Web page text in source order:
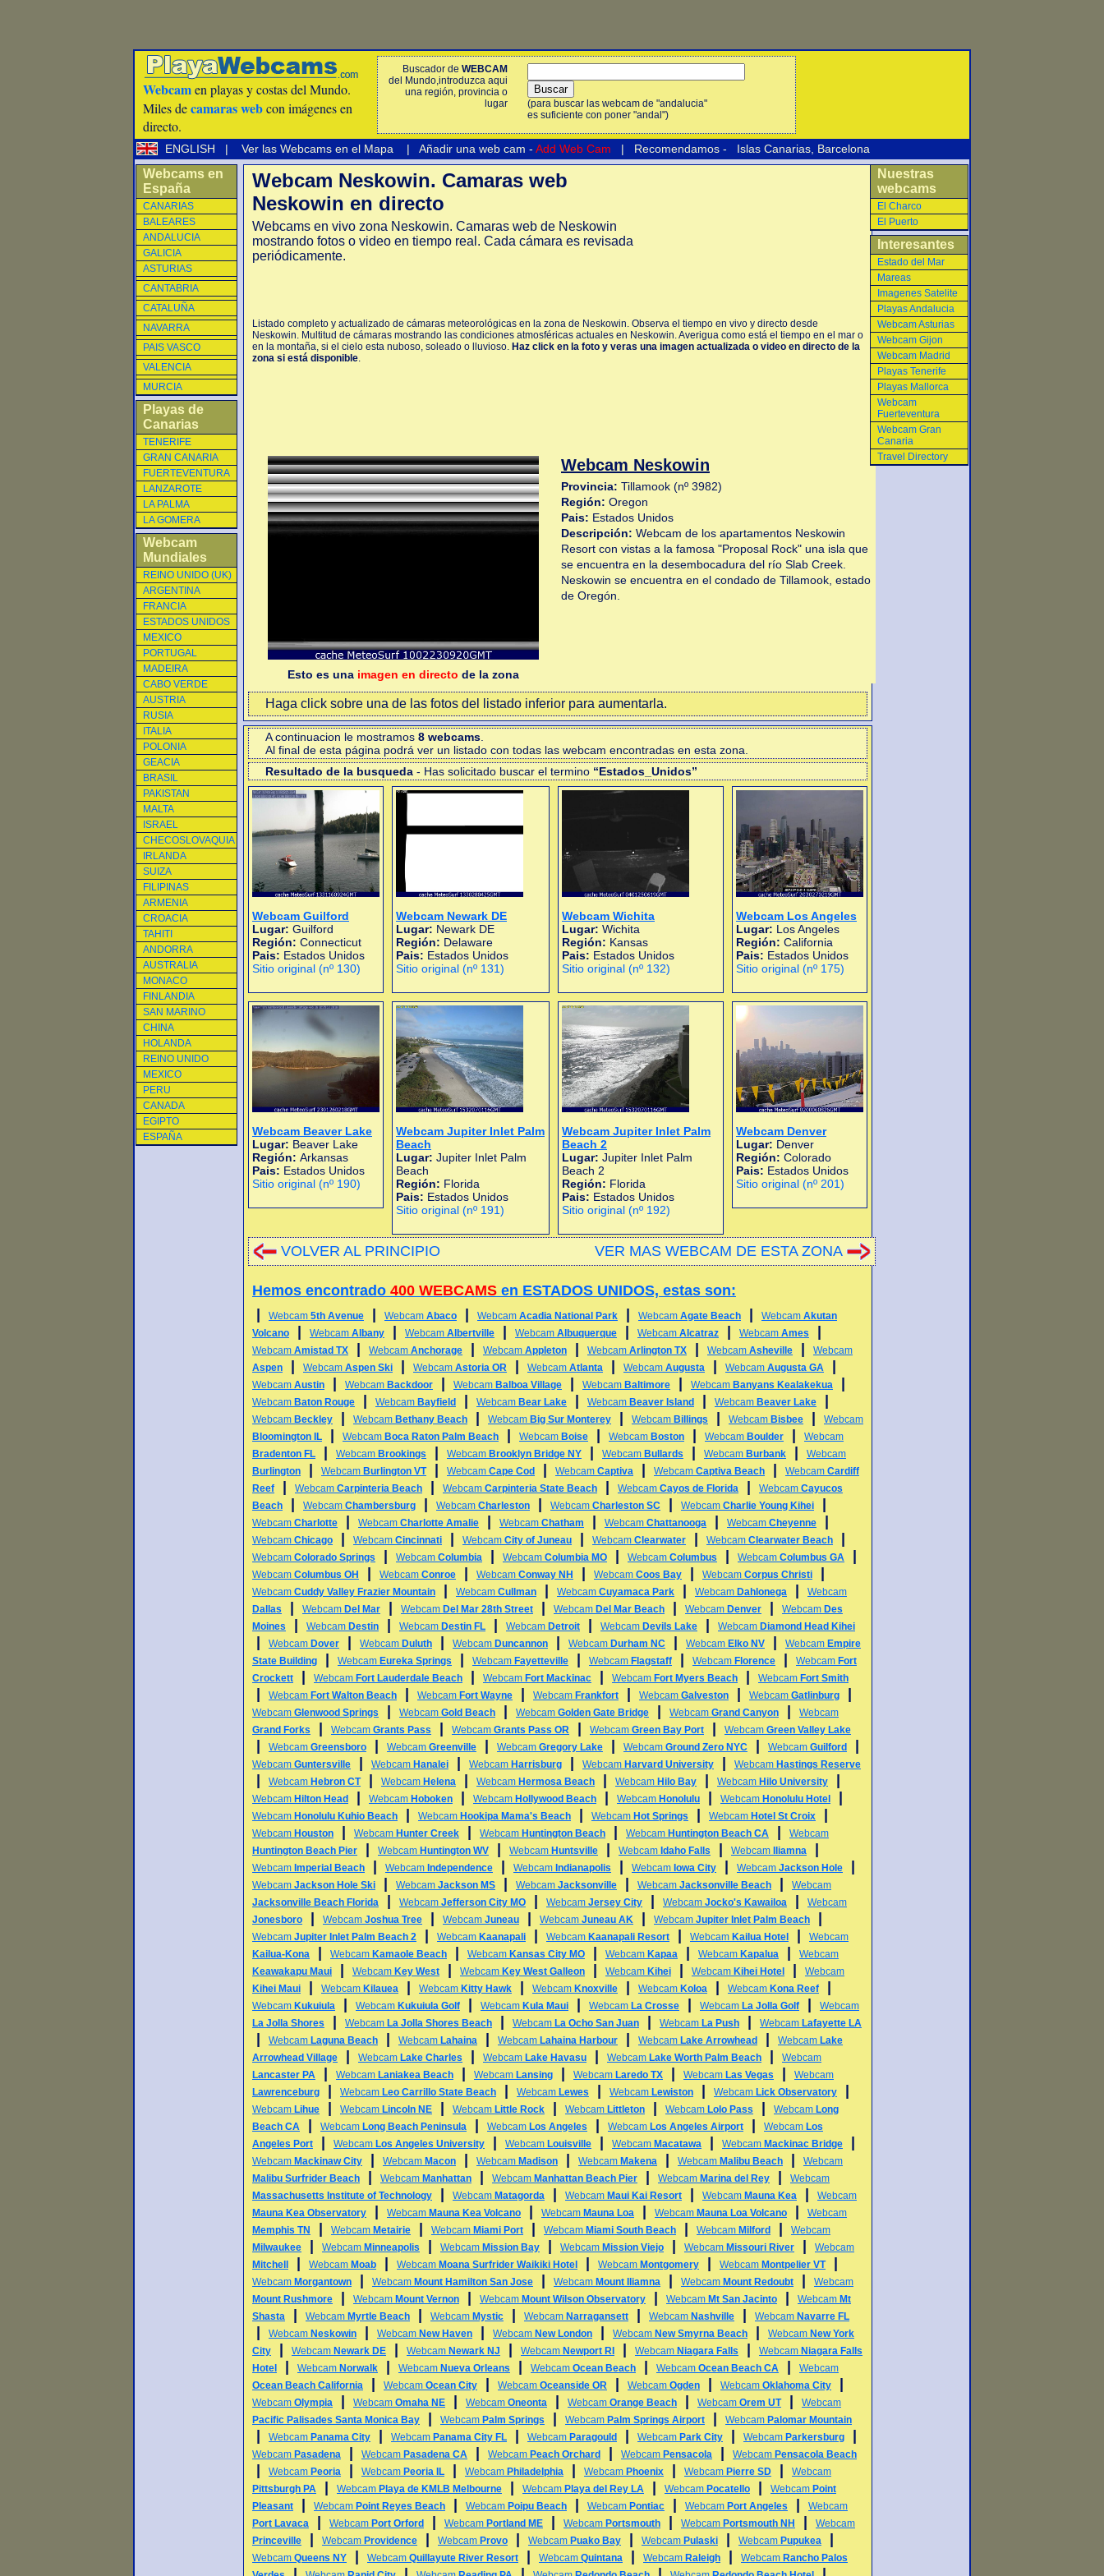
Webcamen playas y costas del Mundo.
Miles decamaras webcon imágenes en
directo.
Buscador de WEBCAM
del Mundo,introduzca aqui
una región, provincia o
lugar
(para buscar las webcam de "andalucia"
es suficiente con poner "andal")
ENGLISH | Ver las Webcams en el Mapa | Añadir una web cam - Add Web Cam | Recomendamos - Islas Canarias Barcelona
Webcams en
España
CANARIAS
BALEARES
ANDALUCIA
GALICIA
ASTURIAS
CANTABRIA
CATALUÑA
NAVARRA
PAIS VASCO
VALENCIA
MURCIA
Playas de
Canarias
TENERIFE
GRAN CANARIA
FUERTEVENTURA
LANZAROTE
LA PALMA
LA GOMERA
Webcam
Mundiales
REINO UNIDO (UK)
ARGENTINA
FRANCIA
ESTADOS UNIDOS
MEXICO
PORTUGAL
MADEIRA
CABO VERDE
AUSTRIA
RUSIA
ITALIA
POLONIA
GEACIA
BRASIL
PAKISTAN
MALTA
ISRAEL
CHECOSLOVAQUIA
IRLANDA
SUIZA
FILIPINAS
ARMENIA
CROACIA
TAHITI
ANDORRA
AUSTRALIA
MONACO
FINLANDIA
SAN MARINO
CHINA
HOLANDA
REINO UNIDO
MEXICO
PERU
CANADA
EGIPTO
ESPAÑA
Webcam Neskowin. Camaras web
Neskowin en directo
Webcams en vivo zona Neskowin. Camaras web de Neskowin
mostrando fotos o video en tiempo real. Cada cámara es revisada
periódicamente.
Listado completo y actualizado de cámaras meteorológicas en la zona de Neskowin. Observa el tiempo en vivo y directo desde
Neskowin. Multitud de cámaras mostrando las condiciones atmosféricas actuales en Neskowin. Averigua como está el tiempo en el mar o
en la montaña, si el cielo esta nuboso, soleado o lluvioso. Haz click en la foto y veras una imagen actualizada o video en directo de la
zona si está disponible.
Esto es una imagen en directo de la zona
Webcam Neskowin
Provincia: Tillamook (nº 3982)
Región: Oregon
Pais: Estados Unidos
Descripción: Webcam de los apartamentos Neskowin
Resort con vistas a la famosa "Proposal Rock" una isla que
se encuentra en la desembocadura del río Slab Creek.
Neskowin se encuentra en el condado de Tillamook, estado
de Oregón.
Haga click sobre una de las fotos del listado inferior para aumentarla.
A continuacion le mostramos 8 webcams
Al final de esta página podrá ver un listado con todas las webcam encontradas en esta zona.
Resultado de la busqueda - Has solicitado buscar el termino “Estados_Unidos”
Webcam Guilford
Lugar: Guilford
Región: Connecticut
Pais: Estados Unidos
Sitio original (nº 130)
Webcam Newark DE
Lugar: Newark DE
Región: Delaware
Pais: Estados Unidos
Sitio original (nº 131)
Webcam Wichita
Lugar: Wichita
Región: Kansas
Pais: Estados Unidos
Sitio original (nº 132)
Webcam Los Angeles
Lugar: Los Angeles
Región: California
Pais: Estados Unidos
Sitio original (nº 175)
Webcam Beaver Lake
Lugar: Beaver Lake
Región: Arkansas
Pais: Estados Unidos
Sitio original (nº 190)
Webcam Jupiter Inlet Palm
Beach
Lugar: Jupiter Inlet Palm
Beach
Región: Florida
Pais: Estados Unidos
Sitio original (nº 191)
Webcam Jupiter Inlet Palm
Beach 2
Lugar: Jupiter Inlet Palm
Beach 2
Región: Florida
Pais: Estados Unidos
Sitio original (nº 192)
Webcam Denver
Lugar: Denver
Región: Colorado
Pais: Estados Unidos
Sitio original (nº 201)
VOLVER AL PRINCIPIO VER MAS WEBCAM DE ESTA ZONA
Hemos encontrado 400 WEBCAMS en ESTADOS UNIDOS, estas son:
Webcam 5th Avenue Webcam Abaco Webcam Acadia National Park Webcam Agate Beach Webcam Akutan
Volcano
Webcam Albany Webcam Albertville Webcam Albuquerque Webcam Alcatraz Webcam Ames
Webcam Amistad TX Webcam Anchorage Webcam Appleton Webcam Arlington TX Webcam Asheville
Webcam
Aspen
Webcam Aspen Ski Webcam Astoria OR Webcam Atlanta Webcam Augusta Webcam Augusta GA
Webcam Austin Webcam Backdoor Webcam Balboa Village Webcam Baltimore Webcam Banyans Kealakekua
Webcam Baton Rouge Webcam Bayfield Webcam Bear Lake Webcam Beaver Island Webcam Beaver Lake
Webcam Beckley Webcam Bethany Beach Webcam Big Sur Monterey Webcam Billings Webcam Bisbee
Webcam
Bloomington IL
Webcam Boca Raton Palm Beach Webcam Boise Webcam Boston Webcam Boulder
Webcam
Bradenton FL
Webcam Brookings Webcam Brooklyn Bridge NY Webcam Bullards Webcam Burbank
Webcam
Burlington
Webcam Burlington VT Webcam Cape Cod Webcam Captiva Webcam Captiva Beach Webcam Cardiff
Reef
Webcam Carpinteria Beach Webcam Carpinteria State Beach Webcam Cayos de Florida Webcam Cayucos
Beach
Webcam Chambersburg Webcam Charleston Webcam Charleston SC Webcam Charlie Young Kihei
Webcam Charlotte Webcam Charlotte Amalie Webcam Chatham Webcam Chattanooga Webcam Cheyenne
Webcam Chicago Webcam Cincinnati Webcam City of Juneau Webcam Clearwater Webcam Clearwater Beach
Webcam Colorado Springs Webcam Columbia Webcam Columbia MO Webcam Columbus Webcam Columbus GA
Webcam Columbus OH Webcam Conroe Webcam Conway NH Webcam Coos Bay Webcam Corpus Christi
Webcam Cuddy Valley Frazier Mountain Webcam Cullman Webcam Cuyamaca Park Webcam Dahlonega
Webcam
Dallas
Webcam Del Mar Webcam Del Mar 28th Street Webcam Del Mar Beach Webcam Denver Webcam Des
Moines
Webcam Destin Webcam Destin FL Webcam Detroit Webcam Devils Lake Webcam Diamond Head Kihei
Webcam Dover Webcam Duluth Webcam Duncannon Webcam Durham NC Webcam Elko NV Webcam Empire
State Building
Webcam Eureka Springs Webcam Fayetteville Webcam Flagstaff Webcam Florence Webcam Fort
Crockett
Webcam Fort Lauderdale Beach Webcam Fort Mackinac Webcam Fort Myers Beach Webcam Fort Smith
Webcam Fort Walton Beach Webcam Fort Wayne Webcam Frankfort Webcam Galveston Webcam Gatlinburg
Webcam Glenwood Springs Webcam Gold Beach Webcam Golden Gate Bridge Webcam Grand Canyon
Webcam
Grand Forks
Webcam Grants Pass Webcam Grants Pass OR Webcam Green Bay Port Webcam Green Valley Lake
Webcam Greensboro Webcam Greenville Webcam Gregory Lake Webcam Ground Zero NYC Webcam Guilford
Webcam Guntersville Webcam Hanalei Webcam Harrisburg Webcam Harvard University Webcam Hastings Reserve
Webcam Hebron CT Webcam Helena Webcam Hermosa Beach Webcam Hilo Bay Webcam Hilo University
Webcam Hilton Head Webcam Hoboken Webcam Hollywood Beach Webcam Honolulu Webcam Honolulu Hotel
Webcam Honolulu Kuhio Beach Webcam Hookipa Mama's Beach Webcam Hot Springs Webcam Hotel St Croix
Webcam Houston Webcam Hunter Creek Webcam Huntington Beach Webcam Huntington Beach CA
Webcam
Huntington Beach Pier
Webcam Huntington WV Webcam Huntsville Webcam Idaho Falls Webcam Iliamna
Webcam Imperial Beach Webcam Independence Webcam Indianapolis Webcam Iowa City Webcam Jackson Hole
Webcam Jackson Hole Ski Webcam Jackson MS Webcam Jacksonville Webcam Jacksonville Beach
Webcam
Jacksonville Beach Florida
Webcam Jefferson City MO Webcam Jersey City Webcam Jocko's Kawailoa
Webcam
Jonesboro
Webcam Joshua Tree Webcam Juneau Webcam Juneau AK Webcam Jupiter Inlet Palm Beach
Webcam Jupiter Inlet Palm Beach 2 Webcam Kaanapali Webcam Kaanapali Resort Webcam Kailua Hotel
Webcam
Kailua-Kona
Webcam Kamaole Beach Webcam Kansas City MO Webcam Kapaa Webcam Kapalua
Webcam
Keawakapu Maui
Webcam Key West Webcam Key West Galleon Webcam Kihei Webcam Kihei Hotel
Webcam
Kihei Maui
Webcam Kilauea Webcam Kitty Hawk Webcam Knoxville Webcam Koloa Webcam Kona Reef
Webcam Kukuiula Webcam Kukuiula Golf Webcam Kula Maui Webcam La Crosse Webcam La Jolla Golf
Webcam
La Jolla Shores
Webcam La Jolla Shores Beach Webcam La Ocho San Juan Webcam La Push Webcam Lafayette LA
Webcam Laguna Beach Webcam Lahaina Webcam Lahaina Harbour Webcam Lake Arrowhead Webcam Lake
Arrowhead Village
Webcam Lake Charles Webcam Lake Havasu Webcam Lake Worth Palm Beach
Webcam
Lancaster PA
Webcam Laniakea Beach Webcam Lansing Webcam Laredo TX Webcam Las Vegas
Webcam
Lawrenceburg
Webcam Leo Carrillo State Beach Webcam Lewes Webcam Lewiston Webcam Lick Observatory
Webcam Lihue Webcam Lincoln NE Webcam Little Rock Webcam Littleton Webcam Lolo Pass Webcam Long
Beach CA
Webcam Long Beach Peninsula Webcam Los Angeles Webcam Los Angeles Airport Webcam Los
Angeles Port
Webcam Los Angeles University Webcam Louisville Webcam Macatawa Webcam Mackinac Bridge
Webcam Mackinaw City Webcam Macon Webcam Madison Webcam Makena Webcam Malibu Beach
Webcam
Malibu Surfrider Beach
Webcam Manhattan Webcam Manhattan Beach Pier Webcam Marina del Rey
Webcam
Massachusetts Institute of Technology
Webcam Matagorda Webcam Maui Kai Resort Webcam Mauna Kea
Webcam
Mauna Kea Observatory
Webcam Mauna Kea Volcano Webcam Mauna Loa Webcam Mauna Loa Volcano
Webcam
Memphis TN
Webcam Metairie Webcam Miami Port Webcam Miami South Beach Webcam Milford
Webcam
Milwaukee
Webcam Minneapolis Webcam Mission Bay Webcam Mission Viejo Webcam Missouri River
Webcam
Mitchell
Webcam Moab Webcam Moana Surfrider Waikiki Hotel Webcam Montgomery Webcam Montpelier VT
Webcam Morgantown Webcam Mount Hamilton San Jose Webcam Mount Iliamna Webcam Mount Redoubt
Webcam
Mount Rushmore
Webcam Mount Vernon Webcam Mount Wilson Observatory Webcam Mt San Jacinto Webcam Mt
Shasta
Webcam Myrtle Beach Webcam Mystic Webcam Narragansett Webcam Nashville Webcam Navarre FL
Webcam Neskowin Webcam New Haven Webcam New London Webcam New Smyrna Beach Webcam New York
City
Webcam Newark DE Webcam Newark NJ Webcam Newport RI Webcam Niagara Falls Webcam Niagara Falls
Hotel
Webcam Norwalk Webcam Nueva Orleans Webcam Ocean Beach Webcam Ocean Beach CA
Webcam
Ocean Beach California
Webcam Ocean City Webcam Oceanside OR Webcam Ogden Webcam Oklahoma City
Webcam Olympia Webcam Omaha NE Webcam Oneonta Webcam Orange Beach Webcam Orem UT
Webcam
Pacific Palisades Santa Monica Bay
Webcam Palm Springs Webcam Palm Springs Airport Webcam Palomar Mountain
Webcam Panama City Webcam Panama City FL Webcam Paragould Webcam Park City Webcam Parkersburg
Webcam Pasadena Webcam Pasadena CA Webcam Peach Orchard Webcam Pensacola Webcam Pensacola Beach
Webcam Peoria Webcam Peoria IL Webcam Philadelphia Webcam Phoenix Webcam Pierre SD
Webcam
Pittsburgh PA
Webcam Playa de KMLB Melbourne Webcam Playa del Rey LA Webcam Pocatello Webcam Point
Pleasant
Webcam Point Reyes Beach Webcam Poipu Beach Webcam Pontiac Webcam Port Angeles
Webcam
Port Lavaca
Webcam Port Orford Webcam Portland ME Webcam Portsmouth Webcam Portsmouth NH
Webcam
Princeville
Webcam Providence Webcam Provo Webcam Puako Bay Webcam Pulaski Webcam Pupukea
Webcam Queens NY Webcam Quillayute River Resort Webcam Quintana Webcam Raleigh Webcam Rancho Palos
Nuestras
webcams
El Charco
El Puerto
Interesantes
Estado del Mar
Mareas
Imagenes Satelite
Playas Andalucia
Webcam Asturias
Webcam Gijon
Webcam Madrid
Playas Tenerife
Playas Mallorca
Webcam
Fuerteventura
Webcam Gran
Canaria
Travel Directory